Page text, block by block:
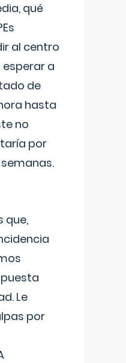
qué
al centro
a
de
hasta
no
por
que,
Le
por